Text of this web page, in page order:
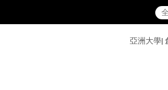
亞洲大學|